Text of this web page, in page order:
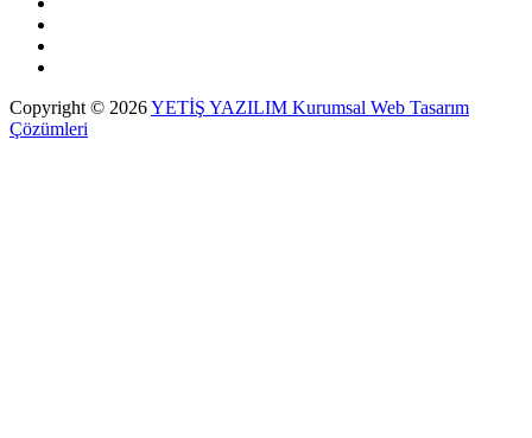
Copyright © 2026YETİŞ YAZILIM Kurumsal Web Tasarım
Çözümleri